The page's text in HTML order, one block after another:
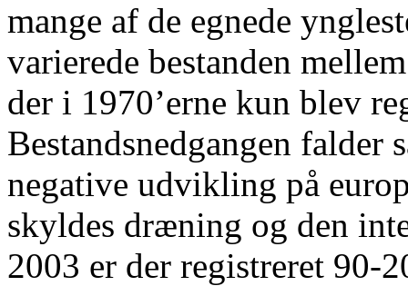
mange af de egnede
varierede bestanden
der i 1970’erne kun blev
Bestandsnedgangen falder
negative udvikling på
skyldes dræning og den
2003 er der registreret 90-